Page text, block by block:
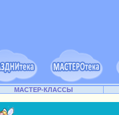
МАСТЕР-КЛАССЫ